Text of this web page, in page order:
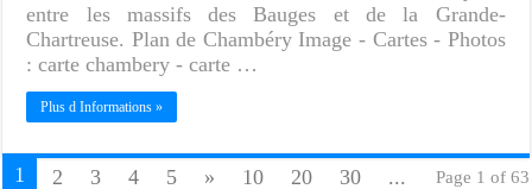
entre les massifs des Bauges et de la Grande-
Chartreuse. Plan de Chambéry Image - Cartes - Photos
: carte chambery - carte …
Plus d Informations »
Page 1 of 63
1 2 3 4 5 » 10 20 30 ...